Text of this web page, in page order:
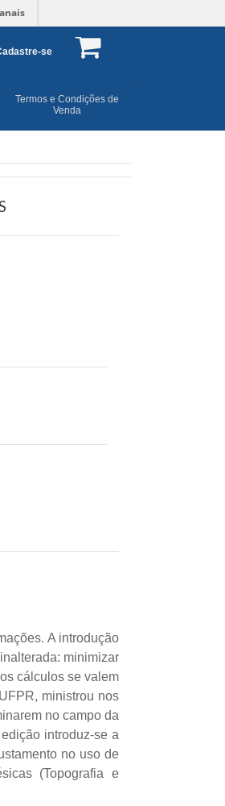
se
Termos e Condições de
Venda
A introdução
minimizar
cálculos se valem
ministrou nos
no campo da
introduz-se a
no uso de
(Topografia e